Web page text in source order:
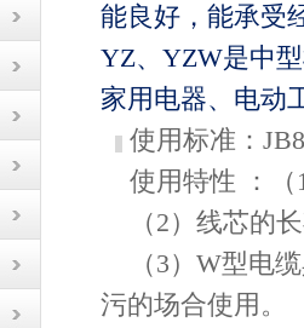
能良好，能承受
YZ、YZW是中
家用电器、电动
使用标准：
使用特性 ：（
（2）线芯的
（3）W型电缆
污的场合使用。